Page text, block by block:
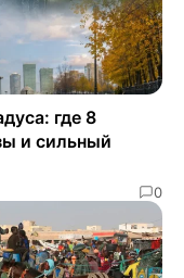
где 8
и сильный
0